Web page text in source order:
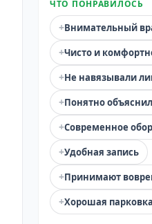
ЧТО ПОНРАВИЛОСЬ
+Внимательный
+Чисто и
+Не навязывали
+Понятно
+Современное
+Удобная запись
+Принимают
+Хорошая парковка